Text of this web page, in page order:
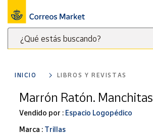
¿Qué estás buscando?
clave
para
buscar
productos
Menú
Nuestro
catálogo
Alimentación
Bebidas
Ocio y cultura
Juguetes y
INICIO LIBROS Y REVISTAS
Marrón Ratón. Manchitas
Vendido por : Espacio Logopédico
Marca : Trillas